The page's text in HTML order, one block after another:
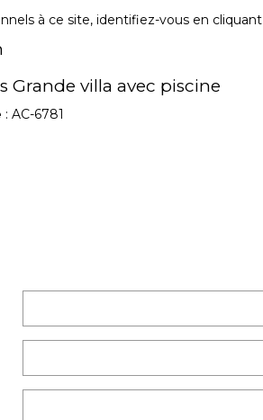
à ce site, identifiez-vous en cliquant
Grande villa avec piscine
: AC-6781